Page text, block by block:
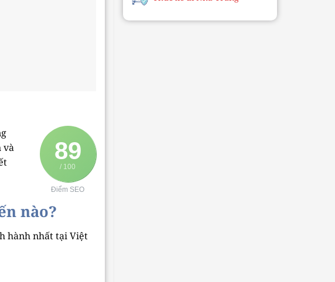
89
/ 100
Điểm SEO
và
nào?
hành nhất tại Việt